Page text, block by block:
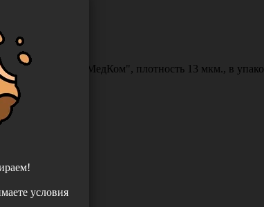
Б 600*1000 "МедКом", плотность 13 мкм., в
условия